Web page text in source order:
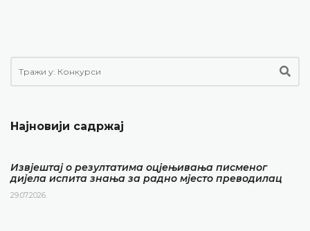
Најновији садржај
Извјештај о резултатима оцјењивања писменог
дијела испита знања за радно мјесто преводилац
29.07.2026.